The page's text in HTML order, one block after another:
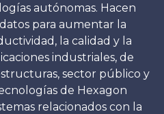
autónomas. Hacen
para aumentar la
la calidad y la
industriales, de
sector público y
de Hexagon
relacionados con la